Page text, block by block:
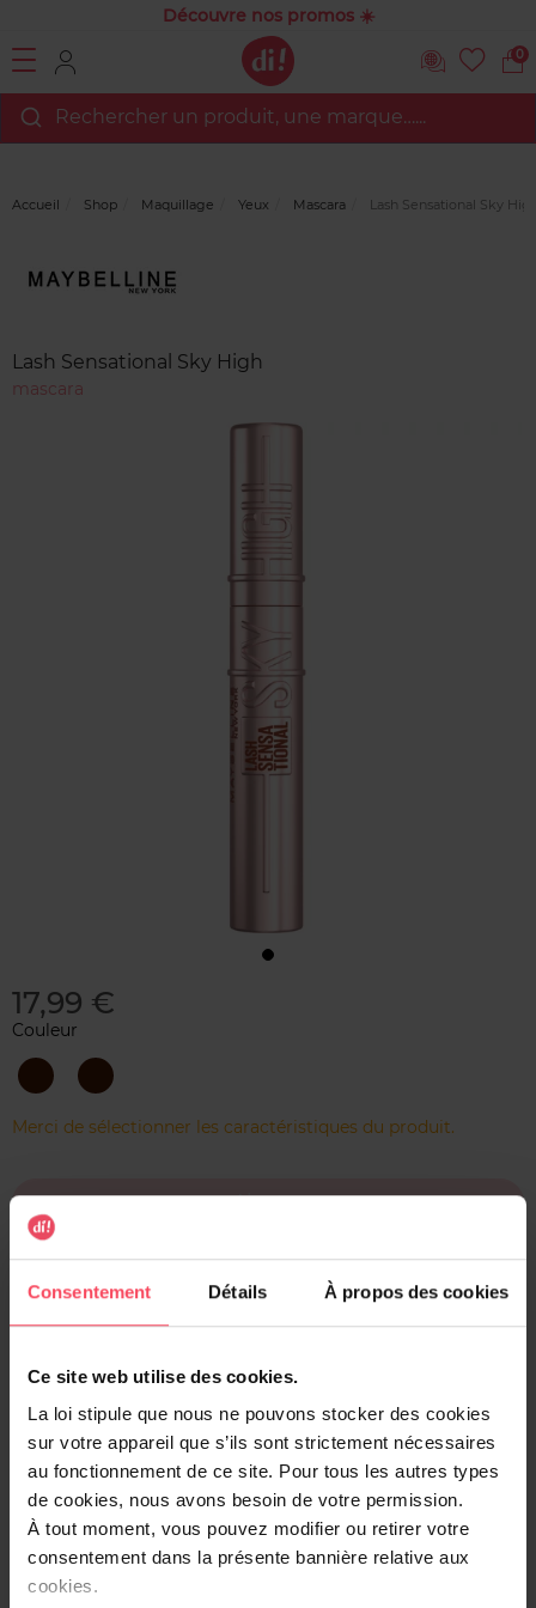
Consentement Détails À propos des cookies
Ce site web utilise des cookies.
La loi stipule que nous ne pouvons stocker des cookies
sur votre appareil que s’ils sont strictement nécessaires
au fonctionnement de ce site. Pour tous les autres types
de cookies, nous avons besoin de votre permission.
À tout moment, vous pouvez modifier ou retirer votre
consentement dans la présente bannière relative aux
cookies.
Découvre nos promos ☀️
0
Rechercher un produit, une marque…...
Accueil Shop Maquillage Yeux Mascara Lash Sensational Sky
Lash Sensational Sky High
mascara
17,99 €
Couleur
LSSH
Base
Teintée
LSSH
Brown
Merci de sélectionner les caractéristiques du produit.
Ajouter
Retour gratuit dans votre magasin
Description
Lash Sensational Sky High mascara de Maybelline New
York donne à vos cils full volume et une longueur
illimitée. Sa brosse ultra flexible à picots attrape tous les